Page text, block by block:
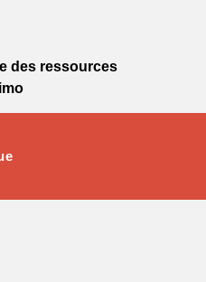
des ressources